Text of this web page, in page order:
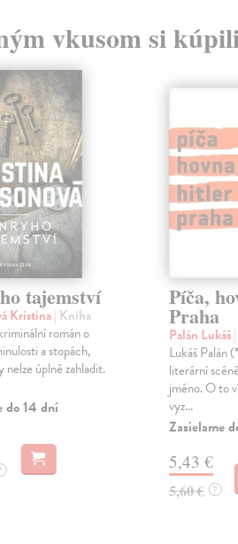
vkusom si
tajemství
Kristina| Kniha
román o
a stopách,
úplně zahladit.
do 14 dní
Píča,
Praha
Palán Lukáš
Lukáš Palán
literární
jméno. O to
vyz...
Zasielame
5,43 €
5,60 € ?